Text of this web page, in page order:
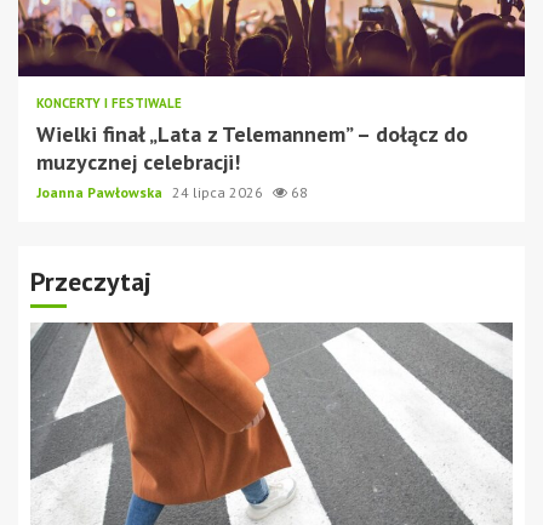
KONCERTY I FESTIWALE
Wielki finał „Lata z Telemannem” – dołącz do
muzycznej celebracji!
Joanna Pawłowska 24 lipca 2026 68
Przeczytaj